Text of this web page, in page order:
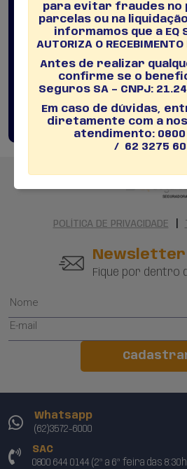
Dúvidas? Fale com
Fernando
POLÍTICA DE PRIVACIDADE
Newsletter
Fique por dentro
Whatsapp
(62)3572-6000
SAC
0800 644 0144 (2ª a 6ª feira das
para evitar fraudes no
parcelas ou na
informamos que a EQ
AUTORIZA O RECEBIMENTO
Antes de realizar
confirme se o
Seguros SA – CNPJ:
Em caso de dúvidas,
diretamente com a
atendimento: 0800
/ 62 3275